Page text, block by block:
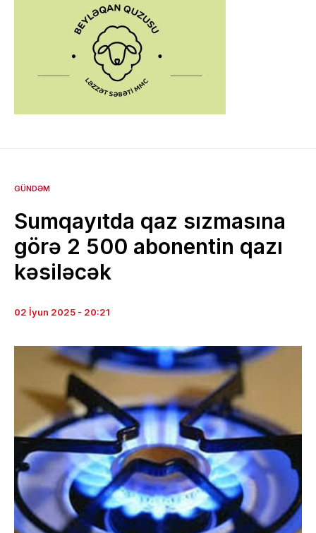
GÜNDƏM
Sumqayıtda qaz sızmasına
görə 2 500 abonentin qazı
kəsiləcək
02 İyun 2025 - 20:21